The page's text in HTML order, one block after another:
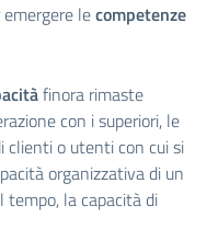
lecompetenze
finora rimaste
con i superiori, le
clienti o utenti con cui si
organizzativa di un
tempo, la capacità di